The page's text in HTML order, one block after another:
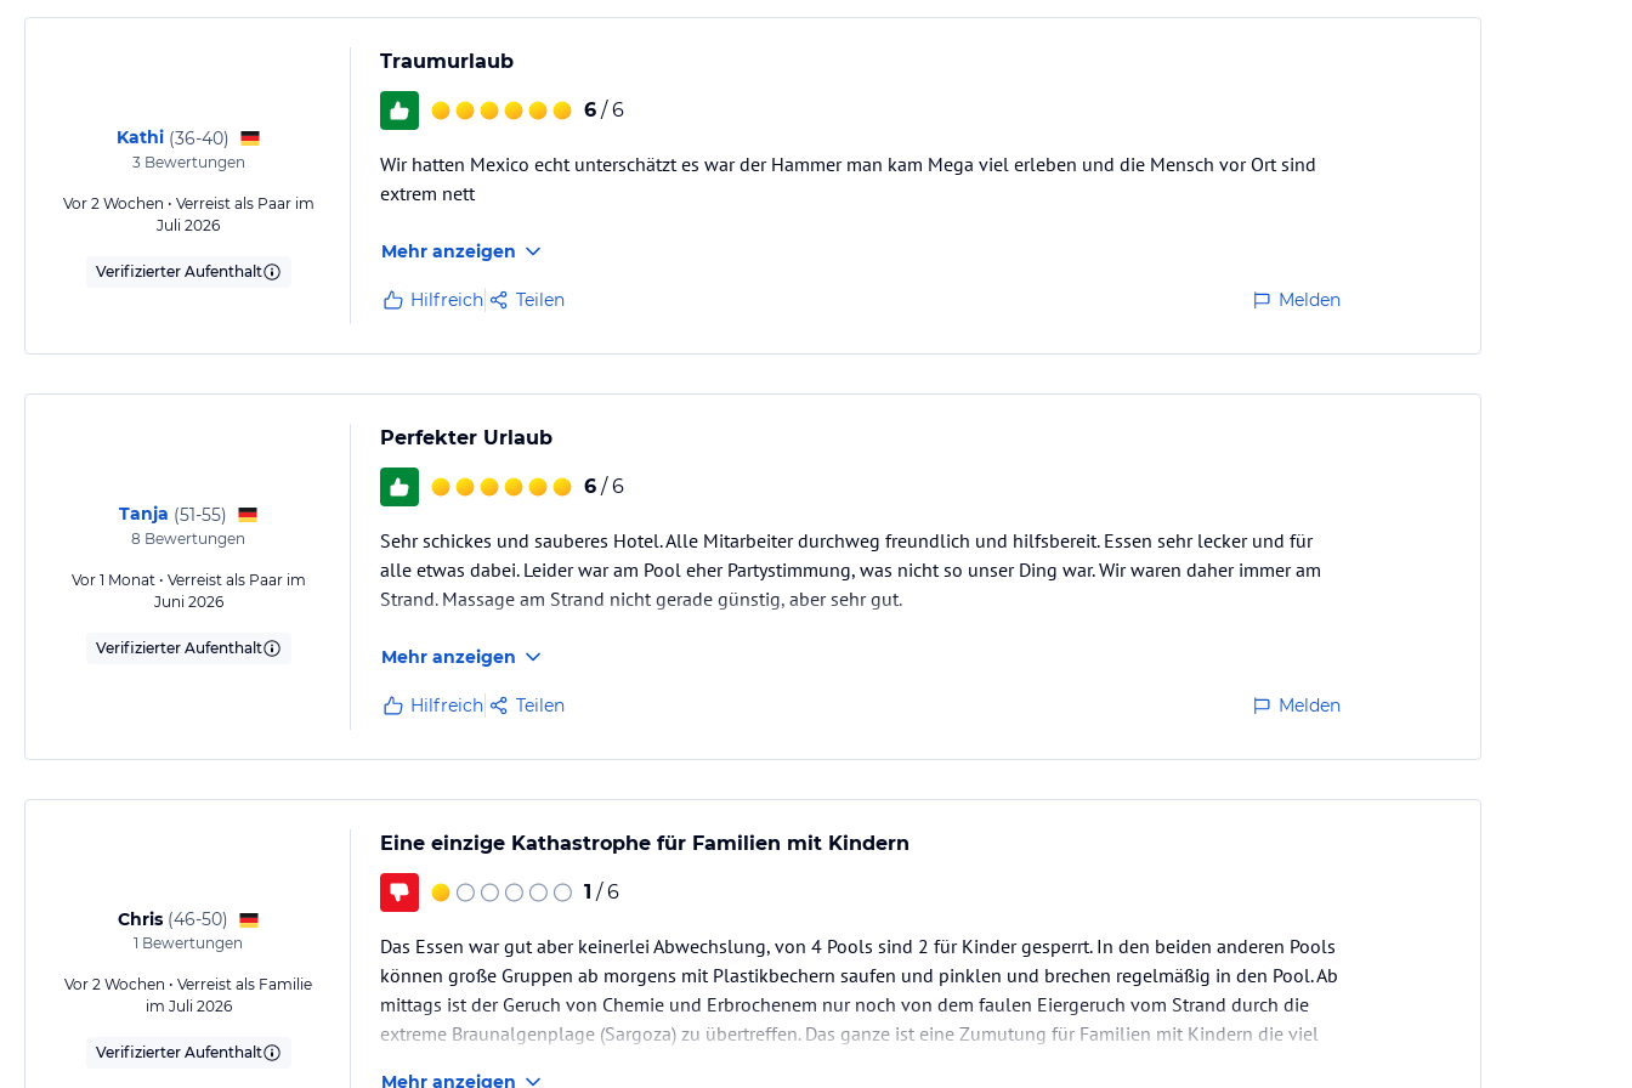
Kathi (36-40)
3Bewertungen
Vor 2 Wochen • Verreist als Paar im
Juli 2026
Verifizierter Aufenthalt
Traumurlaub
6 / 6
Wir hatten Mexico echt unterschätzt es war der Hammer man kam Mega viel erleben und die Mensch vor Ort sind
extrem nett
Mehr anzeigen
Hilfreich Teilen Melden
Tanja (51-55)
8 Bewertungen
Vor 1 Monat • Verreist als Paar im
Juni 2026
Verifizierter Aufenthalt
Perfekter Urlaub
6 / 6
Sehr schickes und sauberes Hotel. Alle Mitarbeiter durchweg freundlich und hilfsbereit. Essen sehr lecker und für
alle etwas dabei. Leider war am Pool eher Partystimmung, was nicht so unser Ding war. Wir waren daher immer am
Strand. Massage am Strand nicht gerade günstig, aber sehr gut.
Mehr anzeigen
Hilfreich Teilen Melden
Chris (46-50)
1 Bewertungen
Vor 2 Wochen • Verreist als Familie
im Juli 2026
Verifizierter Aufenthalt
Eine einzige Kathastrophe für Familien mit Kindern
1 / 6
Das Essen war gut aber keinerlei Abwechslung, von 4 Pools sind 2 für Kinder gesperrt. In den beiden anderen Pools
können große Gruppen ab morgens mit Plastikbechern saufen und pinklen und brechen regelmäßig in den Pool. Ab
mittags ist der Geruch von Chemie und Erbrochenem nur noch von dem faulen Eiergeruch vom Strand durch die
extreme Braunalgenplage (Sargoza) zu übertreffen. Das ganze ist eine Zumutung für Familien mit Kindern die viel
Mehr anzeigen